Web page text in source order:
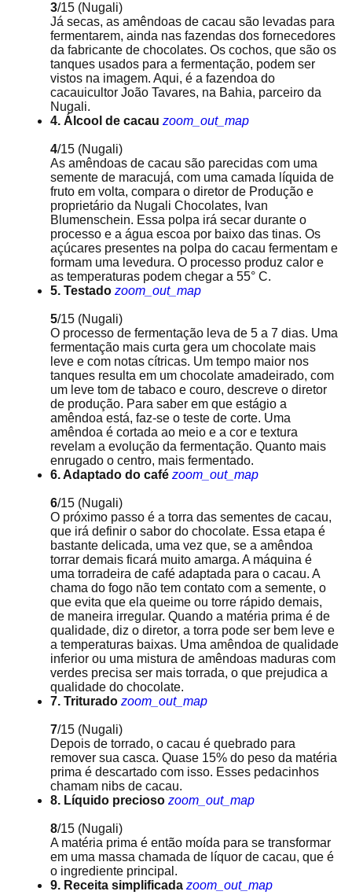
3/15 (Nugali)
Já secas, as amêndoas de cacau são levadas para
fermentarem, ainda nas fazendas dos fornecedores
da fabricante de chocolates. Os cochos, que são os
tanques usados para a fermentação, podem ser
vistos na imagem. Aqui, é a fazendoa do
cacauicultor João Tavares, na Bahia, parceiro da
Nugali.
4. Álcool de cacau zoom_out_map
4/15 (Nugali)
As amêndoas de cacau são parecidas com uma
semente de maracujá, com uma camada líquida de
fruto em volta, compara o diretor de Produção e
proprietário da Nugali Chocolates, Ivan
Blumenschein. Essa polpa irá secar durante o
processo e a água escoa por baixo das tinas. Os
açúcares presentes na polpa do cacau fermentam e
formam uma levedura. O processo produz calor e
as temperaturas podem chegar a 55° C.
5. Testado zoom_out_map
5/15 (Nugali)
O processo de fermentação leva de 5 a 7 dias. Uma
fermentação mais curta gera um chocolate mais
leve e com notas cítricas. Um tempo maior nos
tanques resulta em um chocolate amadeirado, com
um leve tom de tabaco e couro, descreve o diretor
de produção. Para saber em que estágio a
amêndoa está, faz-se o teste de corte. Uma
amêndoa é cortada ao meio e a cor e textura
revelam a evolução da fermentação. Quanto mais
enrugado o centro, mais fermentado.
6. Adaptado do café zoom_out_map
6/15 (Nugali)
O próximo passo é a torra das sementes de cacau,
que irá definir o sabor do chocolate. Essa etapa é
bastante delicada, uma vez que, se a amêndoa
torrar demais ficará muito amarga. A máquina é
uma torradeira de café adaptada para o cacau. A
chama do fogo não tem contato com a semente, o
que evita que ela queime ou torre rápido demais,
de maneira irregular. Quando a matéria prima é de
qualidade, diz o diretor, a torra pode ser bem leve e
a temperaturas baixas. Uma amêndoa de qualidade
inferior ou uma mistura de amêndoas maduras com
verdes precisa ser mais torrada, o que prejudica a
qualidade do chocolate.
7. Triturado zoom_out_map
7/15 (Nugali)
Depois de torrado, o cacau é quebrado para
remover sua casca. Quase 15% do peso da matéria
prima é descartado com isso. Esses pedacinhos
chamam nibs de cacau.
8. Líquido precioso zoom_out_map
8/15 (Nugali)
A matéria prima é então moída para se transformar
em uma massa chamada de líquor de cacau, que é
o ingrediente principal.
9. Receita simplificada zoom_out_map